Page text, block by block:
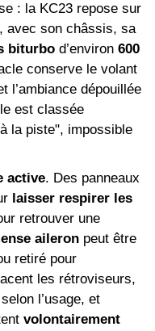
: la KC23 repose sur
avec son châssis, sa
biturbo d’environ 600
conserve le volant
l’ambiance dépouillée
est classée
la piste", impossible
active. Des panneaux
laisser respirer les
retrouver une
aileron peut être
retiré pour
les rétroviseurs,
l’usage, et
volontairement